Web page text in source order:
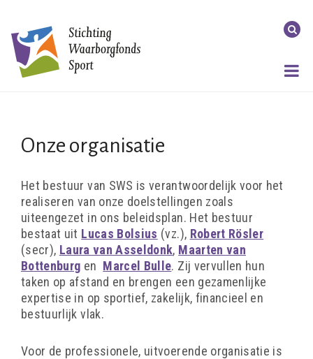
Onze organisatie
Het bestuur van SWS is verantwoordelijk voor het
realiseren van onze doelstellingen zoals
uiteengezet in ons beleidsplan. Het bestuur
bestaat uit Lucas Bolsius (vz.), Robert Rösler
(secr), Laura van Asseldonk, Maarten van
Bottenburg en Marcel Bulle. Zij vervullen hun
taken op afstand en brengen een gezamenlijke
expertise in op sportief, zakelijk, financieel en
bestuurlijk vlak.
Voor de professionele, uitvoerende organisatie is